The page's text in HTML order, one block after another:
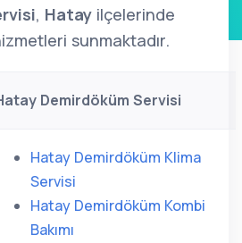
, Hatay ilçelerinde
sunmaktadır.
Demirdöküm Servisi
Hatay Demirdöküm Klima
Servisi
Hatay Demirdöküm Kombi
Bakımı